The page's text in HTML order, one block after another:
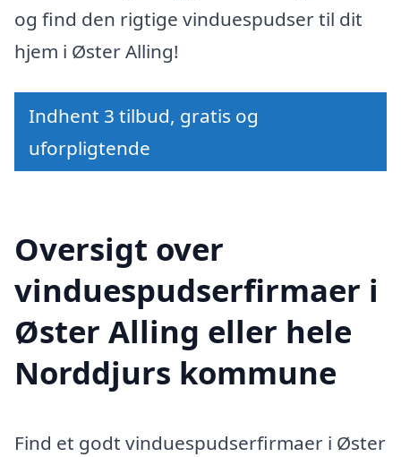
og find den rigtige vinduespudser til dit
hjem i Øster Alling!
Indhent 3 tilbud, gratis og
uforpligtende
Oversigt over
vinduespudserfirmaer i
Øster Alling eller hele
Norddjurs kommune
Find et godt vinduespudserfirmaer i Øster